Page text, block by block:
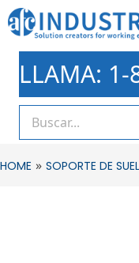
LLAMA:
HOME » SOPORTE DE